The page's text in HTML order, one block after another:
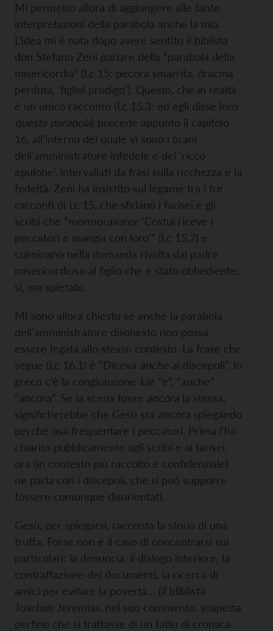
Mi permetto allora di aggiungere alle tante
interpretazioni della parabola anche la mia.
L’idea mi è nata dopo avere sentito il biblista
don Stefano Zeni parlare della “parabola della
misericordia” (Lc 15: pecora smarrita, dracma
perduta, ‘figliol prodigo’). Questo, che in realtà
è un unico racconto (Lc 15.3: ed egli disse loro
questa parabola) precede appunto il capitolo
16, all’interno del quale vi sono i brani
dell’amministratore infedele e del ‘ricco
epulone’, intervallati da frasi sulla ricchezza e la
fedeltà. Zeni ha insistito sul legame tra i tre
racconti di Lc 15, che sfidano i farisei e gli
scribi che “mormoravano: ‘Costui riceve i
peccatori e mangia con loro’” (Lc 15,2) e
culminano nella domanda rivolta dal padre
misericordioso al figlio che è stato obbediente,
sì, ma spietato.
Mi sono allora chiesto se anche la parabola
dell’amministratore disonesto non possa
essere legata allo stesso contesto. La frase che
segue (Lc 16,1) è “Diceva anche ai discepoli”. In
greco c’è la congiunzione kai: “e”, “anche”
“ancora”. Se la scena fosse ancora la stessa,
significherebbe che Gesù sta ancora spiegando
perché osa frequentare i peccatori. Prima l’ha
chiarito pubblicamente agli scribi e ai farisei,
ora (in contesto più raccolto e confidenziale)
ne parla con i discepoli, che si può supporre
fossero comunque disorientati.
Gesù, per spiegarsi, racconta la storia di una
truffa. Forse non è il caso di concentrarsi sui
particolari: la denuncia, il dialogo interiore, la
contraffazione dei documenti, la ricerca di
amici per evitare la povertà… (il bliblista
Joachim Jeremias, nel suo commento, sospetta
perfino che si trattasse di un fatto di cronaca